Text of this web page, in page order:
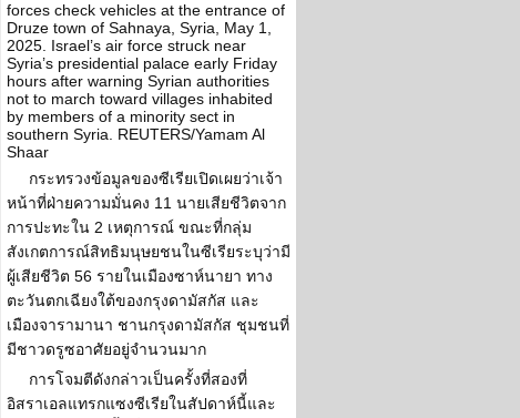
forces check vehicles at the entrance of
Druze town of Sahnaya, Syria, May 1,
2025. Israel’s air force struck near
Syria’s presidential palace early Friday
hours after warning Syrian authorities
not to march toward villages inhabited
by members of a minority sect in
southern Syria. REUTERS/Yamam Al
Shaar
กระทรวงข้อมูลของซีเรียเปิดเผยว่าเจ้า
หน้าที่ฝ่ายความมั่นคง 11 นายเสียชีวิตจาก
การปะทะใน 2 เหตุการณ์ ขณะที่กลุ่ม
สังเกตการณ์สิทธิมนุษยชนในซีเรียระบุว่ามี
ผู้เสียชีวิต 56 รายในเมืองซาห์นายา ทาง
ตะวันตกเฉียงใต้ของกรุงดามัสกัส และ
เมืองจารามานา ชานกรุงดามัสกัส ชุมชนที่
มีชาวดรูซอาศัยอยู่จำนวนมาก
การโจมตีดังกล่าวเป็นครั้งที่สองที่
อิสราเอลแทรกแซงซีเรียในสัปดาห์นี้และ